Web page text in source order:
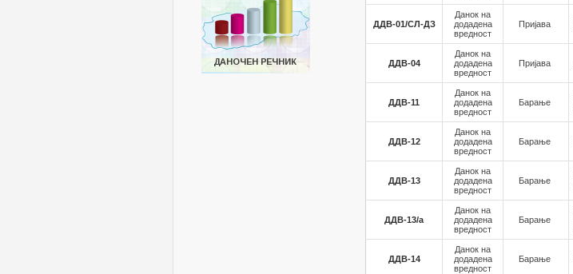
ДДВ-01/СЛ-ДЗ
Данок на
додадена
вредност
Пријава
ДДВ-04
Данок на
додадена
вредност
Пријава
ДДВ-11
Данок на
додадена
вредност
Барање
ДДВ-12
Данок на
додадена
вредност
Барање
ДДВ-13
Данок на
додадена
вредност
Барање
ДДВ-13/а
Данок на
додадена
вредност
Барање
ДДВ-14
Данок на
додадена
вредност
Барање